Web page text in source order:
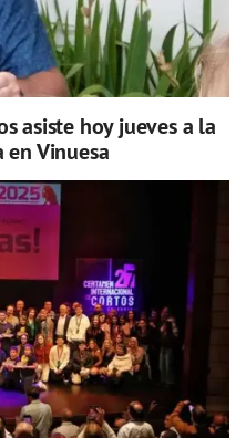
asiste hoy jueves a la
Vinuesa